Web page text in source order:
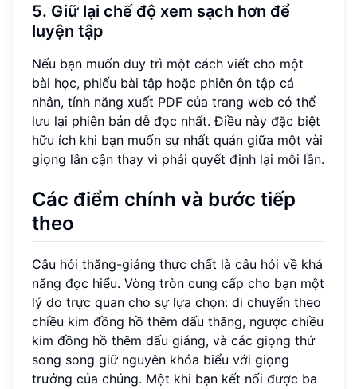
5. Giữ lại chế độ xem sạch hơn để
luyện tập
Nếu bạn muốn duy trì một cách viết cho một
bài học, phiếu bài tập hoặc phiên ôn tập cá
nhân, tính năng xuất PDF của trang web có thể
lưu lại phiên bản dễ đọc nhất. Điều này đặc biệt
hữu ích khi bạn muốn sự nhất quán giữa một vài
giọng lân cận thay vì phải quyết định lại mỗi lần.
Các điểm chính và bước tiếp
theo
Câu hỏi thăng-giáng thực chất là câu hỏi về khả
năng đọc hiểu. Vòng tròn cung cấp cho bạn một
lý do trực quan cho sự lựa chọn: di chuyển theo
chiều kim đồng hồ thêm dấu thăng, ngược chiều
kim đồng hồ thêm dấu giáng, và các giọng thứ
song song giữ nguyên khóa biểu với giọng
trưởng của chúng. Một khi bạn kết nối được ba